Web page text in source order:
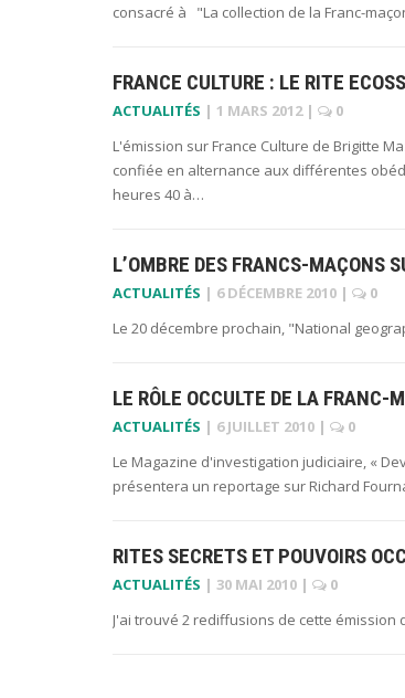
consacré à "La collection de la Franc-
FRANCE CULTURE : LE RITE
ACTUALITÉS | 1 MARS 2012 |
0
L'émission sur France Culture de Brigitte
confiée en alternance aux différentes
heures 40 à…
L’OMBRE DES FRANCS-MAÇONS
ACTUALITÉS | 6 DÉCEMBRE 2010 |
0
Le 20 décembre prochain, "National
LE RÔLE OCCULTE DE LA FRANC-
ACTUALITÉS | 6 JUILLET 2010 |
0
Le Magazine d'investigation judiciaire, «
présentera un reportage sur Richard
RITES SECRETS ET POUVOIRS
ACTUALITÉS | 30 MAI 2010 |
0
J'ai trouvé 2 rediffusions de cette émission